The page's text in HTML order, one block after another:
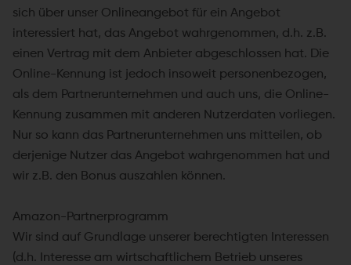
sich über unser Onlineangebot für ein Angebot
interessiert hat, das Angebot wahrgenommen, d.h. z.B.
einen Vertrag mit dem Anbieter abgeschlossen hat. Die
Online-Kennung ist jedoch insoweit personenbezogen,
als dem Partnerunternehmen und auch uns, die Online-
Kennung zusammen mit anderen Nutzerdaten vorliegen.
Nur so kann das Partnerunternehmen uns mitteilen, ob
derjenige Nutzer das Angebot wahrgenommen hat und
wir z.B. den Bonus auszahlen können.
Amazon-Partnerprogramm
Wir sind auf Grundlage unserer berechtigten Interessen
(d.h. Interesse am wirtschaftlichem Betrieb unseres